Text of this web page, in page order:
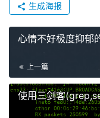
生成海报
心情不好极度抑郁
上一篇
使用三剑客